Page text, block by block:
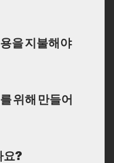
을 지불해야
위해 만들어
요?